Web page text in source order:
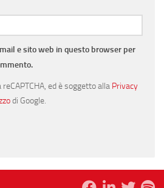
e sito web in questo browser per
ed è soggetto alla Privacy
di Google.